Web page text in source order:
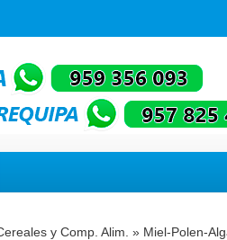
y Comp. Alim. » Miel-Polen-